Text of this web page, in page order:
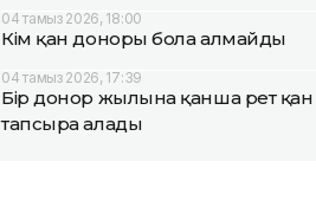
04 тамыз 2026, 18:00
Кім қан доноры бола алмайды
04 тамыз 2026, 17:39
Бір донор жылына қанша рет қан
тапсыра алады